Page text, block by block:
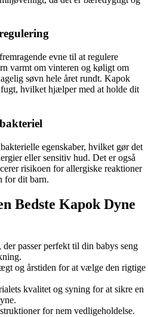
evne til at regulere
varmt om vinteren og køligt om
søvn hele året rundt. Kapok
hvilket hjælper med at holde dit
egenskaber, hvilket gør det
eller sensitiv hud. Det er også
risikoen for allergiske reaktioner
for dit barn.
Bedste Kapok Dyne
passer perfekt til din babys seng
og årstiden for at vælge den rigtige
kvalitet og syning for at sikre en
for nem vedligeholdelse.